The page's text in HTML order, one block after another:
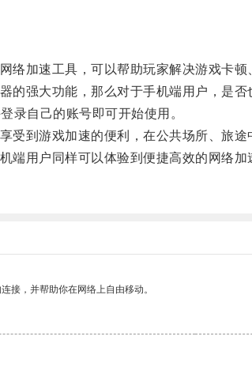
加速工具，可以帮助玩家解决游戏卡顿
强大功能，那么对于手机端用户，是否
录自己的账号即可开始使用。
到游戏加速的便利，在公共场所、旅途
用户同样可以体验到便捷高效的网络加
接，并帮助你在网络上自由移动。